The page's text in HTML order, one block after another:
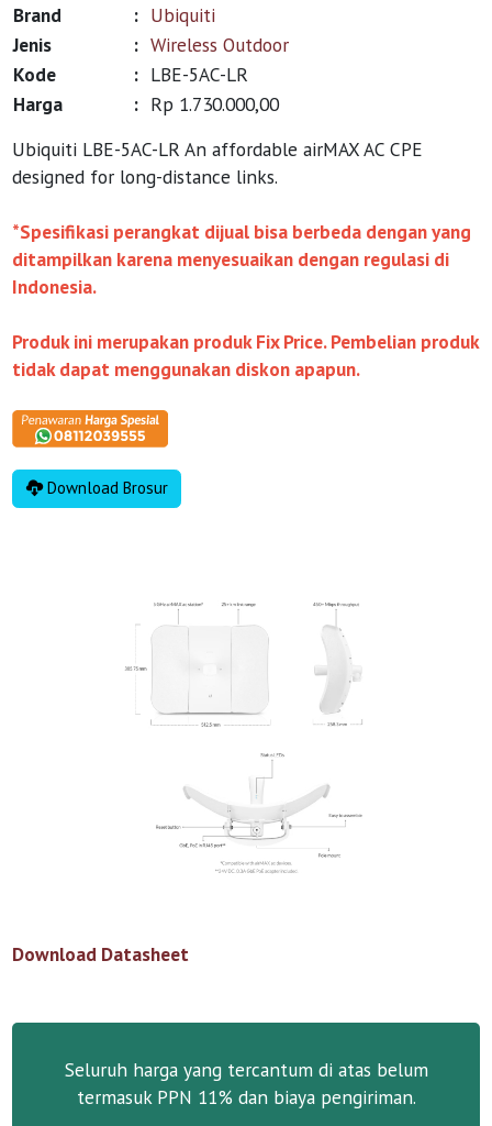
Brand : Ubiquiti
Jenis
: Wireless Outdoor
Kode
: LBE-5AC-LR
Harga
: Rp 1.730.000,00
Ubiquiti LBE-5AC-LR An affordable airMAX AC CPE
designed for long-distance links.
*Spesifikasi perangkat dijual bisa berbeda dengan yang
ditampilkan karena menyesuaikan dengan regulasi di
Indonesia.
Produk ini merupakan produk Fix Price. Pembelian produk
tidak dapat menggunakan diskon apapun.
Download Brosur
Download Datasheet
Seluruh harga yang tercantum di atas belum
termasuk PPN 11% dan biaya pengiriman.